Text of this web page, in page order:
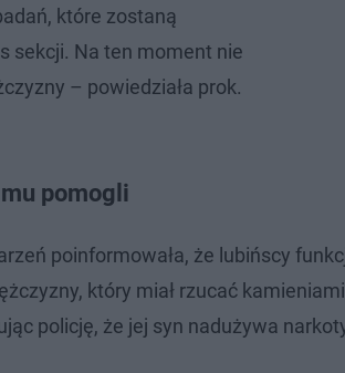
które zostaną
sekcji. Na ten moment nie
– powiedziała prok.
pomogli
poinformowała, że lubińscy
który miał rzucać
policję, że jej syn nadużywa